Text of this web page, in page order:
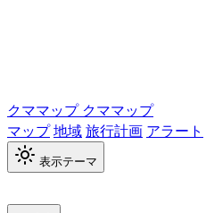
クママップ クママップ
マップ地域旅行計画 アラート
表示テーマ